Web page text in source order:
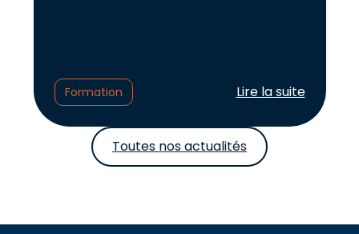
Formation Lire l'article :
Lire la suite
Toutes nos actualités